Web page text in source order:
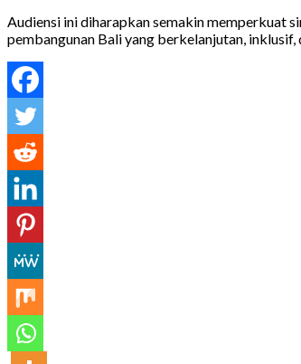
Audiensi ini diharapkan semakin memperkuat
pembangunan Bali yang berkelanjutan, inklusif,